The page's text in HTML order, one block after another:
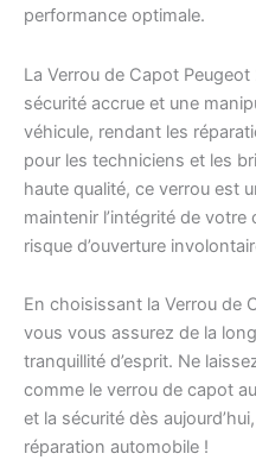
performance optimale.
La Verrou de Capot
sécurité accrue et une
véhicule, rendant les
pour les techniciens et les
haute qualité, ce verrou est
maintenir l’intégrité de
risque d’ouverture
En choisissant la Verrou de
vous vous assurez de la
tranquillité d’esprit. Ne
comme le verrou de capot
et la sécurité dès
réparation automobile !